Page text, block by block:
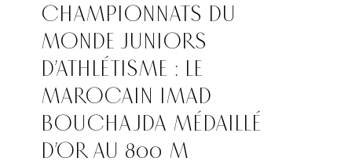
CHAMPIONNATS DU
MONDE JUNIORS
D’ATHLÉTISME : LE
MAROCAIN IMAD
BOUCHAJDA MÉDAILLÉ
D’OR AU 800 M